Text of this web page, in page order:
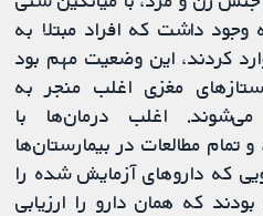
29 مطالعه وجود داشت که افراد مبتلا به
کردند، این وضعیت مهم بود
مغزی اغلب منجر به
اغلب درمان‌ها با
مطالعات در بیمارستان‌ها
که داروهای آزمایش شده را
که همان دارو را ارزیابی